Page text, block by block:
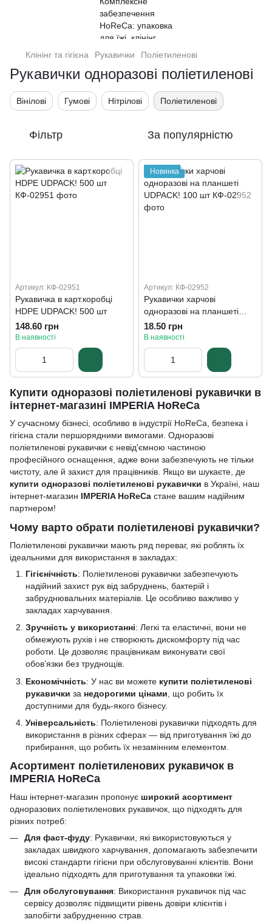
Клінінг та гігієна Рукавички Поліетиленові
Рукавички одноразові поліетиленові
Вінілові Гумові Нітрілові Поліетиленові
Фільтр За популярністю
Артикул: КФ-02951
Рукавичка в карт.коробці
HDPE UDPACK! 500 шт
148.60 грн
В наявності
Новинка
Артикул: КФ-02952
Рукавички харчові
одноразові на планшеті
UDPACK! 100 шт
18.50 грн
В наявності
Купити одноразові поліетиленові рукавички в
інтернет-магазині IMPERIA HoReCa
У сучасному бізнесі, особливо в індустрії HoReCa, безпека і
гігієна стали першорядними вимогами. Одноразові
поліетиленові рукавички є невід'ємною частиною
професійного оснащення, адже вони забезпечують не тільки
чистоту, але й захист для працівників. Якщо ви шукаєте, де
купити одноразові поліетиленові рукавички в Україні, наш
інтернет-магазин IMPERIA HoReCa стане вашим надійним
партнером!
Чому варто обрати поліетиленові рукавички?
Поліетиленові рукавички мають ряд переваг, які роблять їх
ідеальними для використання в закладах:
Гігієнічність: Поліетиленові рукавички забезпечують
надійний захист рук від забруднень, бактерій і
забруднювальних матеріалів. Це особливо важливо у
закладах харчування.
Зручність у використанні: Легкі та еластичні, вони не
обмежують рухів і не створюють дискомфорту під час
роботи. Це дозволяє працівникам виконувати свої
обов’язки без труднощів.
Економічність: У нас ви можете купити поліетиленові
рукавички за недорогими цінами , що робить їх
доступними для будь-якого бізнесу.
Універсальність: Поліетиленові рукавички підходять для
використання в різних сферах — від приготування їжі до
прибирання, що робить їх незамінним елементом.
Асортимент поліетиленових рукавичок в
IMPERIA HoReCa
Наш інтернет-магазин пропонує широкий асортимент
одноразових поліетиленових рукавичок, що підходять для
різних потреб:
Для фаст-фуду: Рукавички, які використовуються у
закладах швидкого харчування, допомагають забезпечити
високі стандарти гігієни при обслуговуванні клієнтів. Вони
ідеально підходять для приготування та упаковки їжі.
Для обслуговування: Використання рукавичок під час
сервісу дозволяє підвищити рівень довіри клієнтів і
запобігти забрудненню страв.